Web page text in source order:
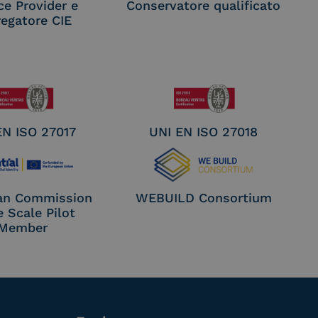
Provider e
CIE
Conservatore qualificato
ISO 27017 UNI EN ISO 27018
Commission
Scale Pilot
WEBUILD Consortium